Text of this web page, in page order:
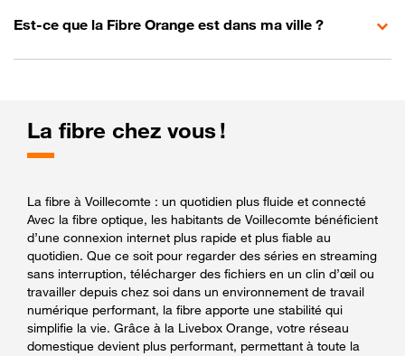
Est-ce que la Fibre Orange est dans ma ville ?
La fibre chez vous !
La fibre à Voillecomte : un quotidien plus fluide et connecté
Avec la fibre optique, les habitants de Voillecomte bénéficient
d’une connexion internet plus rapide et plus fiable au
quotidien. Que ce soit pour regarder des séries en streaming
sans interruption, télécharger des fichiers en un clin d’œil ou
travailler depuis chez soi dans un environnement de travail
numérique performant, la fibre apporte une stabilité qui
simplifie la vie. Grâce à la Livebox Orange, votre réseau
domestique devient plus performant, permettant à toute la